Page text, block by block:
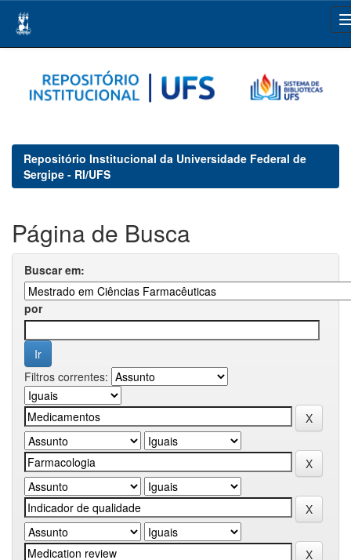
navigation
Repositório Institucional da Universidade Federal de
Sergipe - RI/UFS
Página de Busca
Buscar em:
por
Filtros correntes: